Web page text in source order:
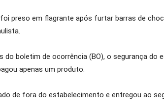
preso em flagrante após furtar barras de
do boletim de ocorrência (BO), o segurança
apenas um produto.
de fora do estabelecimento e entregou ao